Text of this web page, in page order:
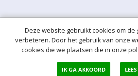
Deze website gebruikt cookies om
verbeteren. Door het gebruik van onze
cookies die we plaatsen die in onze
IK GA AKKOORD